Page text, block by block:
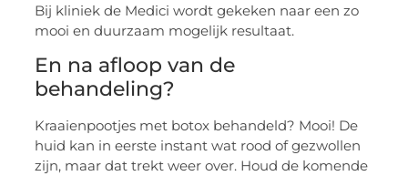
Bij kliniek de Medici wordt gekeken naar een zo
mooi en duurzaam mogelijk resultaat.
En na afloop van de
behandeling?
Kraaienpootjes met botox behandeld? Mooi! De
huid kan in eerste instant wat rood of gezwollen
zijn, maar dat trekt weer over. Houd de komende